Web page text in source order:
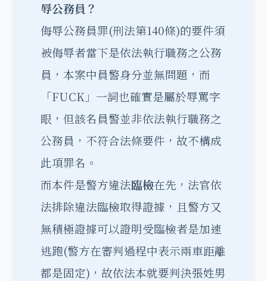
辱公務員？
侮辱公務員罪(刑法第140條)的要件須
被侮辱者當下是依法執行職務之公務
員，本案中員警身分並無問題，而
「FUCK」一詞也確實是屬於辱罵字
眼，但該名員警並非依法執行職務之
公務員，不符合法條要件，故不構成
此項罪名。
而本件是警方違法臨檢在先，法官依
法排除違法臨檢取得證據，且警方又
無積極證據可以證明受臨檢者是加速
逃跑(警方在審判過程中表示兩車距離
都是固定)，故依法本就要判決張姓男